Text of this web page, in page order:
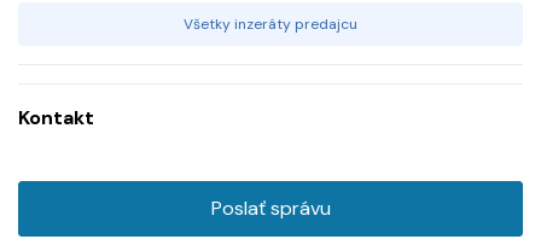
Všetky inzeráty predajcu
Kontakt
Poslať správu